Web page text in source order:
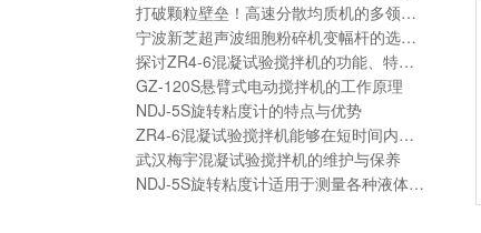
打破颗粒壁垒！高速分散均质机的多领域破局之道
宁波新芝超声波细胞粉碎机变幅杆的选择要点
探讨ZR4-6混凝试验搅拌机的功能、特点以及应用
GZ-120S悬臂式电动搅拌机的工作原理
NDJ-5S旋转粘度计的特点与优势
ZR4-6混凝试验搅拌机能够在短时间内完成大量的污水处理任务
武汉梅宇混凝试验搅拌机的维护与保养
NDJ-5S旋转粘度计适用于测量各种液体和半固体的粘度